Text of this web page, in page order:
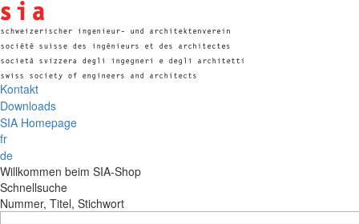
Kontakt
Downloads
SIA Homepage
fr
de
Willkommen beim SIA-Shop
Schnellsuche
Nummer, Titel, Stichwort